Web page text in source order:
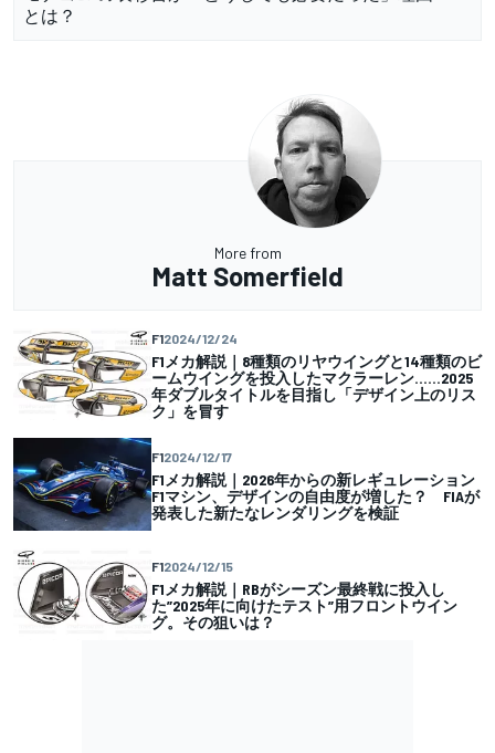
とは？
More from
Matt Somerfield
F12024/12/24
F1メカ解説｜8種類のリヤウイングと14種類のビ
ームウイングを投入したマクラーレン……2025
年ダブルタイトルを目指し「デザイン上のリス
ク」を冒す
F12024/12/17
F1メカ解説｜2026年からの新レギュレーション
F1マシン、デザインの自由度が増した？ FIAが
発表した新たなレンダリングを検証
F12024/12/15
F1メカ解説｜RBがシーズン最終戦に投入し
た”2025年に向けたテスト”用フロントウイン
グ。その狙いは？